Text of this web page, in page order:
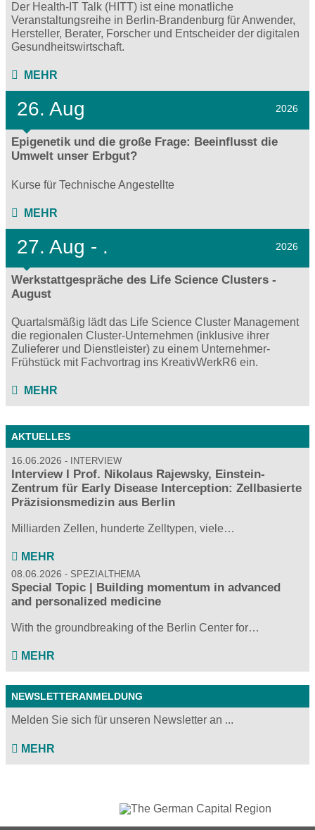
Der Health-IT Talk (HITT) ist eine monatliche
Veranstaltungsreihe in Berlin-Brandenburg für Anwender,
Hersteller, Berater, Forscher und Entscheider der digitalen
Gesundheitswirtschaft.
MEHR
26. Aug 2026
Epigenetik und die große Frage: Beeinflusst die
Umwelt unser Erbgut?
Kurse für Technische Angestellte
MEHR
27. Aug - . 2026
Werkstattgespräche des Life Science Clusters -
August
Quartalsmäßig lädt das Life Science Cluster Management
die regionalen Cluster-Unternehmen (inklusive ihrer
Zulieferer und Dienstleister) zu einem Unternehmer-
Frühstück mit Fachvortrag ins KreativWerkR6 ein.
MEHR
AKTUELLES
16.06.2026 INTERVIEW
Interview I Prof. Nikolaus Rajewsky, Einstein-
Zentrum für Early Disease Interception: Zellbasierte
Präzisionsmedizin aus Berlin
Milliarden Zellen, hunderte Zelltypen, viele…
MEHR
08.06.2026 SPEZIALTHEMA
Special Topic | Building momentum in advanced
and personalized medicine
With the groundbreaking of the Berlin Center for…
MEHR
NEWSLETTERANMELDUNG
Melden Sie sich für unseren Newsletter an ...
MEHR